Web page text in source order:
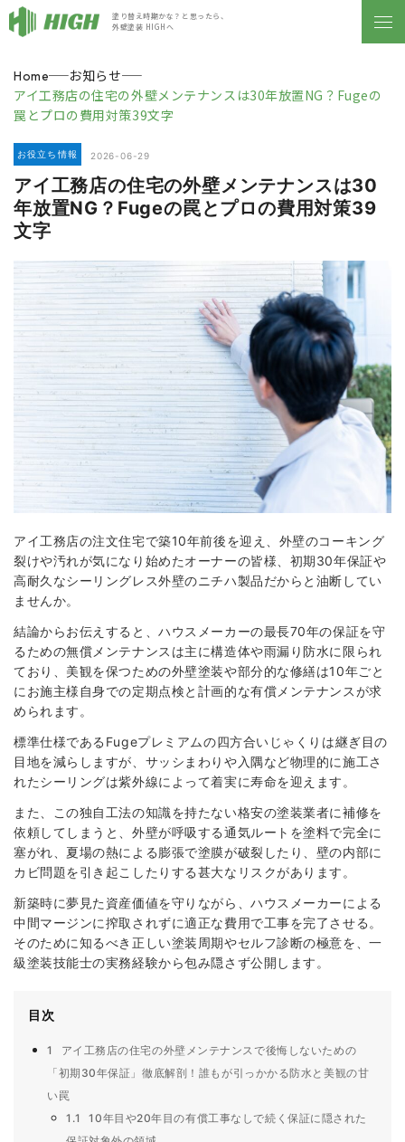
塗り替え時期かな？と思ったら、
外壁塗装 HIGHへ
Home
お知らせ
アイ工務店の住宅の外壁メンテナンスは30年放置NG？Fugeの
罠とプロの費用対策39文字
お役立ち情報 2026-06-29
アイ工務店の住宅の外壁メンテナンスは30
年放置NG？Fugeの罠とプロの費用対策39
文字
アイ工務店の注文住宅で築10年前後を迎え、外壁のコーキング
裂けや汚れが気になり始めたオーナーの皆様、初期30年保証や
高耐久なシーリングレス外壁のニチハ製品だからと油断してい
ませんか。
結論からお伝えすると、ハウスメーカーの最長70年の保証を守
るための無償メンテナンスは主に構造体や雨漏り防水に限られ
ており、美観を保つための外壁塗装や部分的な修繕は10年ごと
にお施主様自身での定期点検と計画的な有償メンテナンスが求
められます。
標準仕様であるFugeプレミアムの四方合いじゃくりは継ぎ目の
目地を減らしますが、サッシまわりや入隅など物理的に施工さ
れたシーリングは紫外線によって着実に寿命を迎えます。
また、この独自工法の知識を持たない格安の塗装業者に補修を
依頼してしまうと、外壁が呼吸する通気ルートを塗料で完全に
塞がれ、夏場の熱による膨張で塗膜が破裂したり、壁の内部に
カビ問題を引き起こしたりする甚大なリスクがあります。
新築時に夢見た資産価値を守りながら、ハウスメーカーによる
中間マージンに搾取されずに適正な費用で工事を完了させる。
そのために知るべき正しい塗装周期やセルフ診断の極意を、一
級塗装技能士の実務経験から包み隠さず公開します。
目次
1
アイ工務店の住宅の外壁メンテナンスで後悔しないための
「初期30年保証」徹底解剖！誰もが引っかかる防水と美観の甘
い罠
1.1
10年目や20年目の有償工事なしで続く保証に隠された